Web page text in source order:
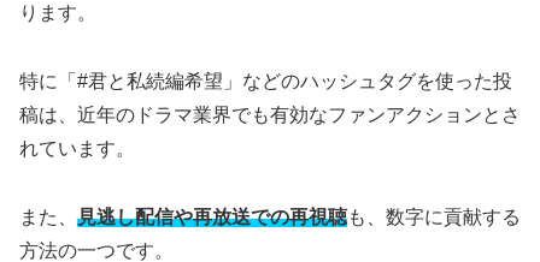
ります。
特に「#君と私続編希望」などのハッシュタグを使った投
稿は、近年のドラマ業界でも有効なファンアクションとさ
れています。
また、 見逃し配信や再放送での再視聴も、数字に貢献する
方法の一つです。